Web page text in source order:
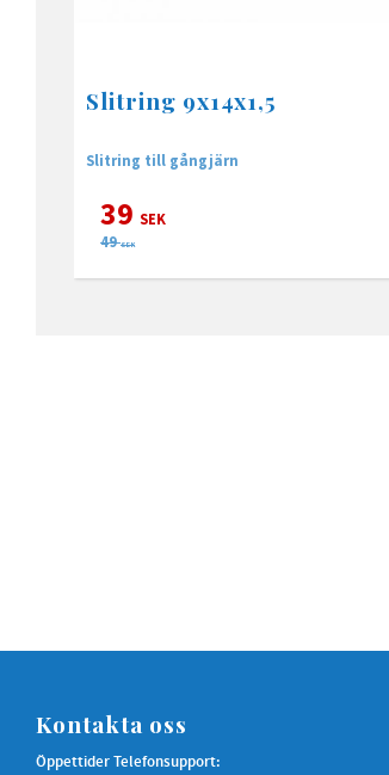
Slitring 9x14x1,5
Slitring till gångjärn
39 SEK
49 SEK
Kontakta oss
Öppettider Telefonsupport: